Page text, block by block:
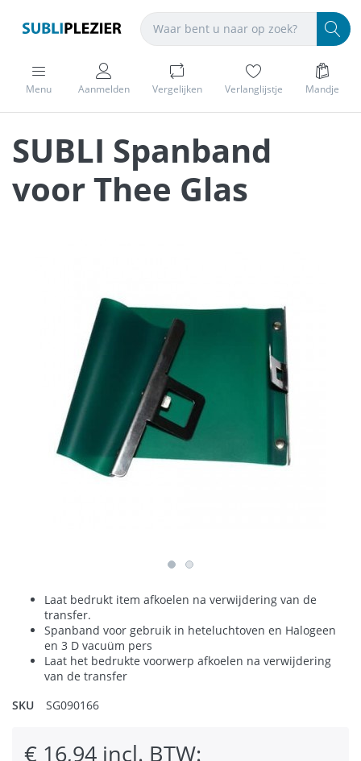
Menu Aanmelden Vergelijken Verlanglijstje Mandje
SUBLI Spanband
voor Thee Glas
Laat bedrukt item afkoelen na verwijdering van de
transfer.
Spanband voor gebruik in heteluchtoven en Halogeen
en 3 D vacuüm pers
Laat het bedrukte voorwerp afkoelen na verwijdering
van de transfer
SKU
SG090166
€ 16,94 incl. BTW: